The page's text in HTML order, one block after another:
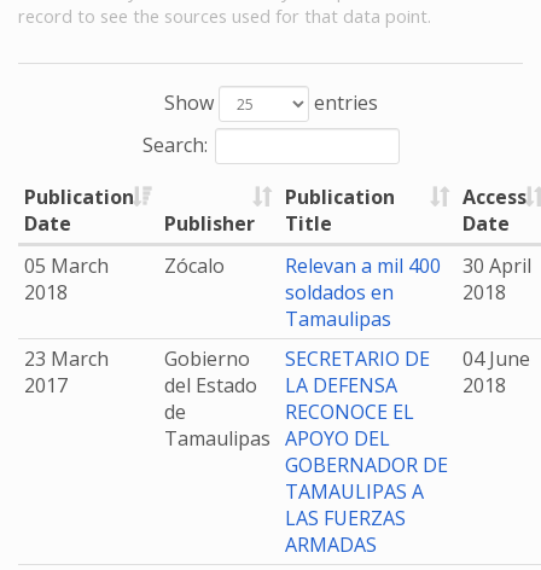
record to see the sources used for that data point.
Show
entries
Search:
Publication
Date
Publisher
Publication
Title
Access
Date
05 March
2018
Zócalo
Relevan a mil 400
soldados en
Tamaulipas
30 April
2018
23 March
2017
Gobierno
del Estado
de
Tamaulipas
SECRETARIO DE
LA DEFENSA
RECONOCE EL
APOYO DEL
GOBERNADOR DE
TAMAULIPAS A
LAS FUERZAS
ARMADAS
04 June
2018